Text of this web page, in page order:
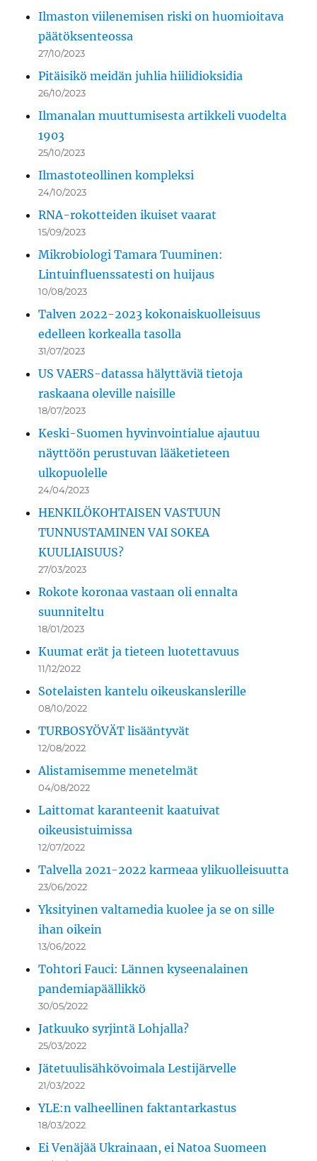
Ilmaston viilenemisen riski on huomioitava
päätöksenteossa
27/10/2023
Pitäisikö meidän juhlia hiilidioksidia
26/10/2023
Ilmanalan muuttumisesta artikkeli vuodelta
1903
25/10/2023
Ilmastoteollinen kompleksi
24/10/2023
RNA-rokotteiden ikuiset vaarat
15/09/2023
Mikrobiologi Tamara Tuuminen:
Lintuinfluenssatesti on huijaus
10/08/2023
Talven 2022-2023 kokonaiskuolleisuus
edelleen korkealla tasolla
31/07/2023
US VAERS-datassa hälyttäviä tietoja
raskaana oleville naisille
18/07/2023
Keski-Suomen hyvinvointialue ajautuu
näyttöön perustuvan lääketieteen
ulkopuolelle
24/04/2023
HENKILÖKOHTAISEN VASTUUN
TUNNUSTAMINEN VAI SOKEA
KUULIAISUUS?
27/03/2023
Rokote koronaa vastaan oli ennalta
suunniteltu
18/01/2023
Kuumat erät ja tieteen luotettavuus
11/12/2022
Sotelaisten kantelu oikeuskanslerille
08/10/2022
TURBOSYÖVÄT lisääntyvät
12/08/2022
Alistamisemme menetelmät
04/08/2022
Laittomat karanteenit kaatuivat
oikeusistuimissa
12/07/2022
Talvella 2021-2022 karmeaa ylikuolleisuutta
23/06/2022
Yksityinen valtamedia kuolee ja se on sille
ihan oikein
13/06/2022
Tohtori Fauci: Lännen kyseenalainen
pandemiapäällikkö
30/05/2022
Jatkuuko syrjintä Lohjalla?
25/03/2022
Jätetuulisähkövoimala Lestijärvelle
21/03/2022
YLE:n valheellinen faktantarkastus
18/03/2022
Ei Venäjää Ukrainaan, ei Natoa Suomeen